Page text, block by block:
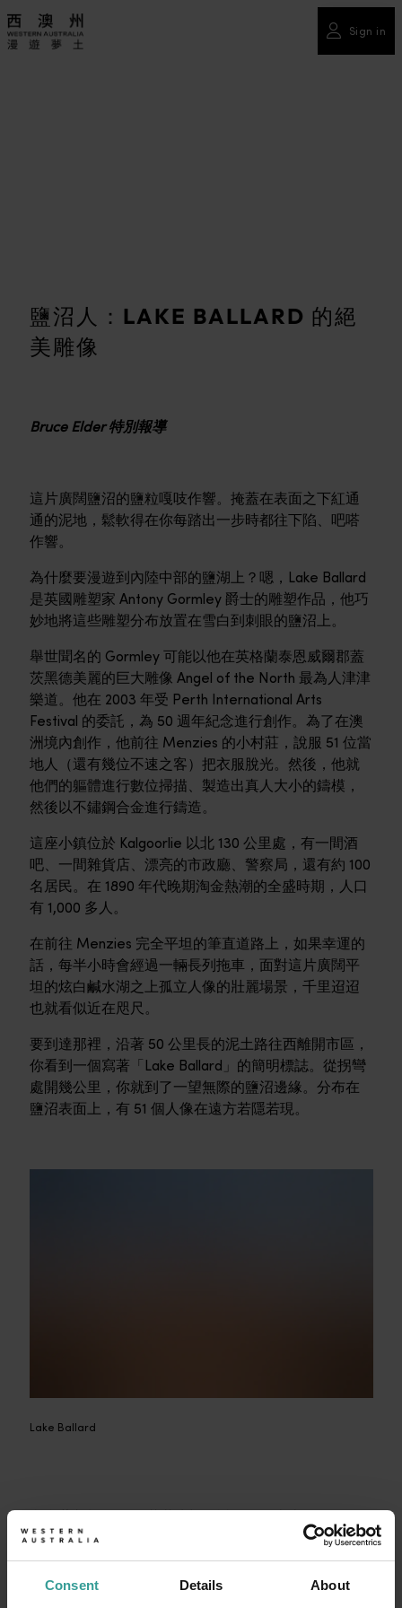
Consent Details About
Sign in
鹽沼人：LAKE BALLARD 的絕
美雕像
Bruce Elder 特別報導
這片廣闊鹽沼的鹽粒嘎吱作響。掩蓋在表面之下紅通
通的泥地，鬆軟得在你每踏出一步時都往下陷、吧嗒
作響。
為什麼要漫遊到內陸中部的鹽湖上？嗯，Lake Ballard
是英國雕塑家 Antony Gormley 爵士的雕塑作品，他巧
妙地將這些雕塑分布放置在雪白到刺眼的鹽沼上。
舉世聞名的 Gormley 可能以他在英格蘭泰恩威爾郡蓋
茨黑德美麗的巨大雕像 Angel of the North 最為人津津
樂道。他在 2003 年受 Perth International Arts
Festival 的委託，為 50 週年紀念進行創作。為了在澳
洲境內創作，他前往 Menzies 的小村莊，說服 51 位當
地人（還有幾位不速之客）把衣服脫光。然後，他就
他們的軀體進行數位掃描、製造出真人大小的鑄模，
然後以不鏽鋼合金進行鑄造。
這座小鎮位於 Kalgoorlie 以北 130 公里處，有一間酒
吧、一間雜貨店、漂亮的市政廳、警察局，還有約 100
名居民。在 1890 年代晚期淘金熱潮的全盛時期，人口
有 1,000 多人。
在前往 Menzies 完全平坦的筆直道路上，如果幸運的
話，每半小時會經過一輛長列拖車，面對這片廣闊平
坦的炫白鹹水湖之上孤立人像的壯麗場景，千里迢迢
也就看似近在咫尺。
要到達那裡，沿著 50 公里長的泥土路往西離開市區，
你看到一個寫著「Lake Ballard」的簡明標誌。從拐彎
處開幾公里，你就到了一望無際的鹽沼邊緣。分布在
鹽沼表面上，有 51 個人像在遠方若隱若現。
Lake Ballard
座雕塑的旁邊就有個小山丘，湖面全景的視野實在太
誘人了，所以我輕易地爬上去。我凝視著廣闊、閃閃
發亮的白色風光，可以看到紅色的小徑（行走而導致